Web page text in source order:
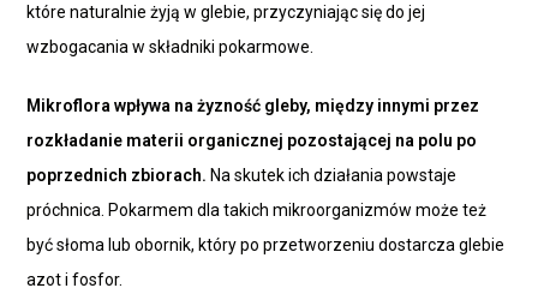
które naturalnie żyją w glebie, przyczyniając się do jej
wzbogacania w składniki pokarmowe.
Mikroflora wpływa na żyzność gleby, między innymi przez
rozkładanie materii organicznej pozostającej na polu po
poprzednich zbiorach.Na skutek ich działania powstaje
próchnica. Pokarmem dla takich mikroorganizmów może też
być słoma lub obornik, który po przetworzeniu dostarcza glebie
azot i fosfor.